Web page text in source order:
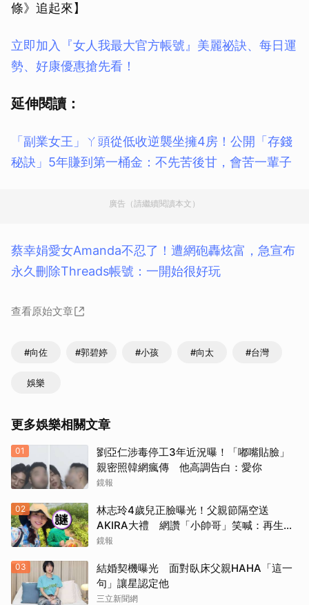
條》追起來】
立即加入『女人我最大官方帳號』美麗祕訣、每日運
勢、好康優惠搶先看！
延伸閱讀：
「副業女王」ㄚ頭從低收逆襲坐擁4房！公開「存錢
秘訣」5年賺到第一桶金：不先苦後甘，會苦一輩子
廣告（請繼續閱讀本文）
蔡幸娟愛女Amanda不忍了！遭網砲轟炫富，急宣布
永久刪除Threads帳號：一開始很好玩
查看原始文章
#向佐 #郭碧婷 #小孩 #向太 #台灣
娛樂
更多娛樂相關文章
01
劉亞仁涉毒停工3年近況曝！「嘟嘴貼臉」
親密照韓網瘋傳 他高調告白：愛你
鏡報
02
林志玲4歲兒正臉曝光！父親節隔空送
AKIRA大禮 網讚「小帥哥」笑喊：再生一
個
鏡報
03
結婚契機曝光 面對臥床父親HAHA「這一
句」讓星認定他
三立新聞網